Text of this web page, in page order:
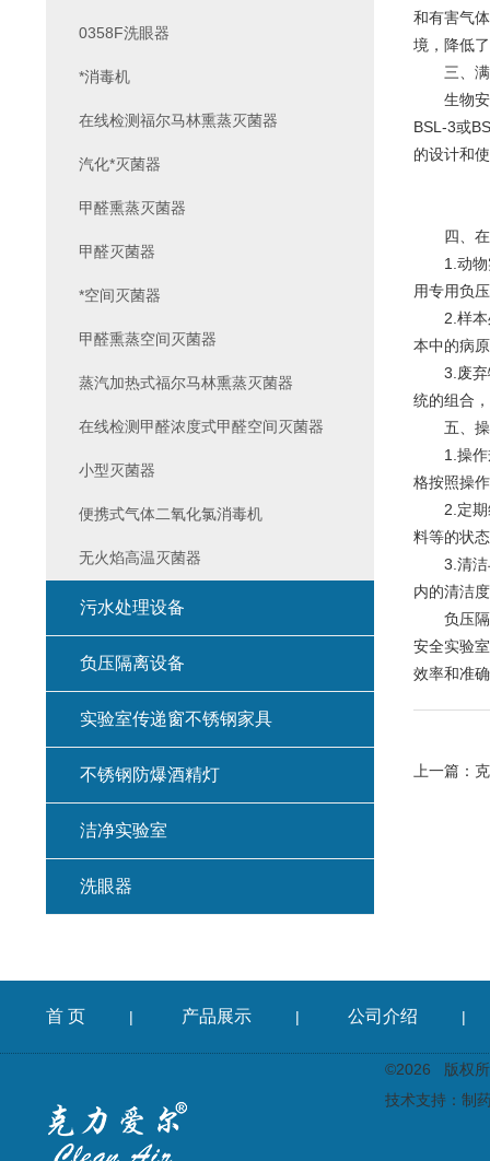
和有害气
境，降低
三、满
生物安全
BSL-3或
的设计和
四、在
1.动物实
用专用负
2.样本处
本中的病
3.废弃
统的组合
五、操
1.操作规
格按照操
2.定期维
料等的状
3.清洁与
内的清洁
负压隔离
安全实验
效率和准
上一篇： 克
0358F洗眼器
*消毒机
在线检测福尔马林熏蒸灭菌器
汽化*灭菌器
甲醛熏蒸灭菌器
甲醛灭菌器
*空间灭菌器
甲醛熏蒸空间灭菌器
蒸汽加热式福尔马林熏蒸灭菌器
在线检测甲醛浓度式甲醛空间灭菌器
小型灭菌器
便携式气体二氧化氯消毒机
无火焰高温灭菌器
污水处理设备
负压隔离设备
实验室传递窗不锈钢家具
不锈钢防爆酒精灯
洁净实验室
洗眼器
首 页 | 产品展示 | 公司介绍 |
©2026 版权所
技术支持： 制